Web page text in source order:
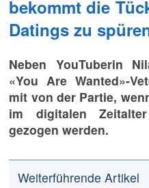
bekommt die
Datings zu
Neben YouTuberin
«You Are Wanted»-
mit von der Partie,
im digitalen
gezogen werden.
Weiterführende Artikel